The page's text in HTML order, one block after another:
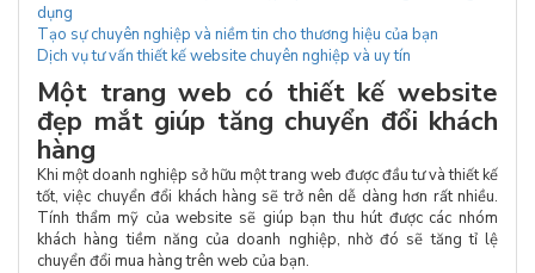
dụng
Tạo sự chuyên nghiệp và niềm tin cho thương hiệu của bạn
Dịch vụ tư vấn thiết kế website chuyên nghiệp và uy tín
Một trang web có thiết kế website
đẹp mắt giúp tăng chuyển đổi khách
hàng
Khi một doanh nghiệp sở hữu một trang web được đầu tư và thiết kế
tốt, việc chuyển đổi khách hàng sẽ trở nên dễ dàng hơn rất nhiều.
Tính thẩm mỹ của website sẽ giúp bạn thu hút được các nhóm
khách hàng tiềm năng của doanh nghiệp, nhờ đó sẽ tăng tỉ lệ
chuyển đổi mua hàng trên web của bạn.